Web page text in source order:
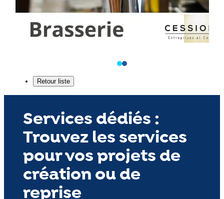
Services dédiés :
Trouvez les services
pour vos projets de
création ou de
reprise